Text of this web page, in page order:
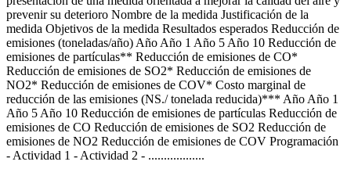
prevenir su deterioro Nombre de la medida Justificación de la
medida Objetivos de la medida Resultados esperados Reducción de
emisiones (toneladas/año) Año Año 1 Año 5 Año 10 Reducción de
emisiones de partículas** Reducción de emisiones de CO*
Reducción de emisiones de SO2* Reducción de emisiones de
NO2* Reducción de emisiones de COV* Costo marginal de
reducción de las emisiones (NS./ tonelada reducida)*** Año Año 1
Año 5 Año 10 Reducción de emisiones de partículas Reducción de
emisiones de CO Reducción de emisiones de SO2 Reducción de
emisiones de NO2 Reducción de emisiones de COV Programación
- Actividad 1 - Actividad 2 - ..................